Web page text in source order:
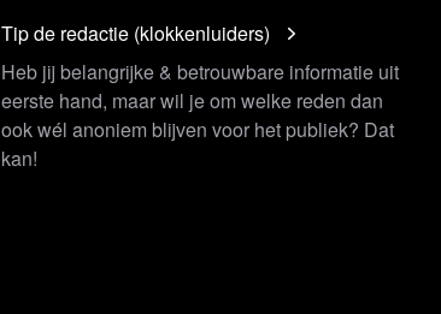
Tip de redactie (klokkenluiders)
Heb jij belangrijke & betrouwbare informatie uit
eerste hand, maar wil je om welke reden dan
ook wél anoniem blijven voor het publiek? Dat
kan!